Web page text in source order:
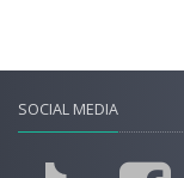
SOCIAL MEDIA